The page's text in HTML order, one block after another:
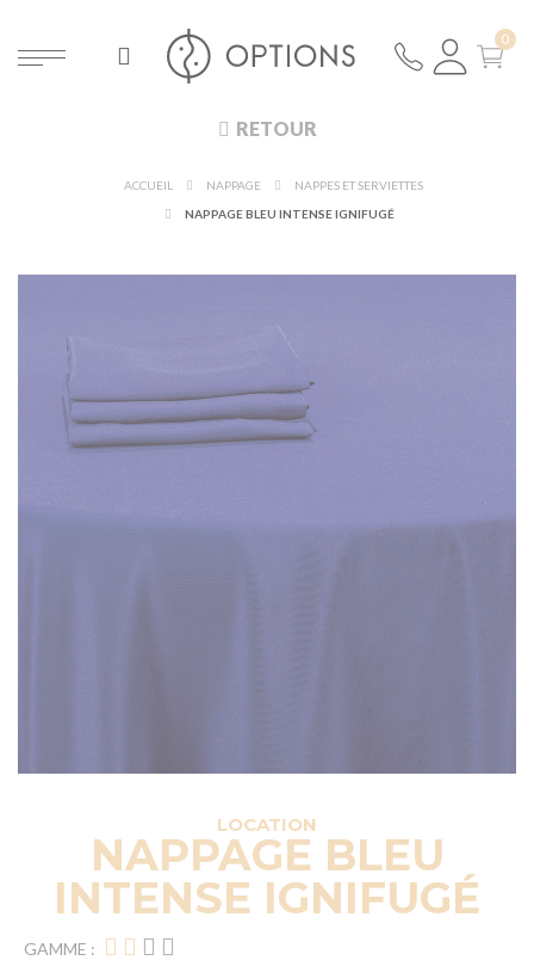
RETOUR
ACCUEIL NAPPAGE
NAPPES ET SERVIETTES
NAPPAGE BLEU INTENSE IGNIFUGÉ
LOCATION
NAPPAGE BLEU
INTENSE IGNIFUGÉ
GAMME :